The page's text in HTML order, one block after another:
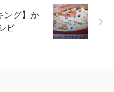
ング】か
ピ